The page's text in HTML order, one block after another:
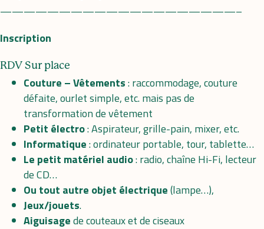
————————————————————–
Inscription
RDV Sur place
Couture – Vêtements: raccommodage, couture
défaite, ourlet simple, etc. mais pas de
transformation de vêtement
Petit électro: Aspirateur, grille-pain, mixer, etc.
Informatique: ordinateur portable, tour, tablette…
Le petit matériel audio: radio, chaîne Hi-Fi, lecteur
de CD…
Ou tout autre objet électrique(lampe…),
Jeux/jouets.
Aiguisagede couteaux et de ciseaux